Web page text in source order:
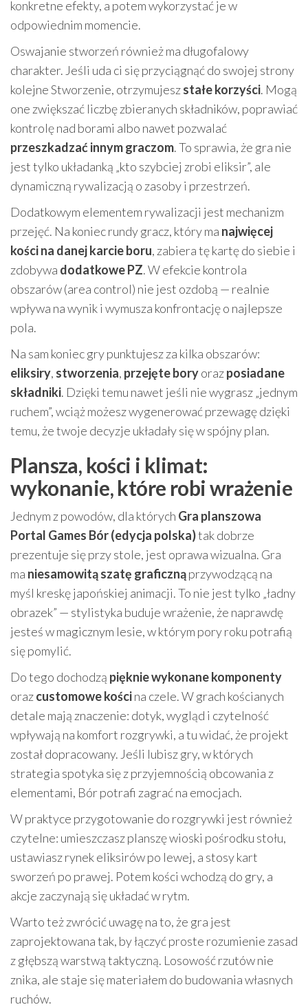
konkretne efekty, a potem wykorzystać je w
odpowiednim momencie.
Oswajanie stworzeń również ma długofalowy
charakter. Jeśli uda ci się przyciągnąć do swojej strony
kolejne Stworzenie, otrzymujeszstałe korzyści. Mogą
one zwiększać liczbę zbieranych składników, poprawiać
kontrolę nad borami albo nawet pozwalać
przeszkadzać innym graczom. To sprawia, że gra nie
jest tylko układanką „kto szybciej zrobi eliksir”, ale
dynamiczną rywalizacją o zasoby i przestrzeń.
Dodatkowym elementem rywalizacji jest mechanizm
przejęć. Na koniec rundy gracz, który ma najwięcej
kości na danej karcie boru, zabiera tę kartę do siebie i
zdobywa dodatkowe PZ. W efekcie kontrola
obszarów (area control) nie jest ozdobą — realnie
wpływa na wynik i wymusza konfrontację o najlepsze
pola.
Na sam koniec gry punktujesz za kilka obszarów:
eliksiry, stworzenia, przejęte boryorazposiadane
składniki. Dzięki temu nawet jeśli nie wygrasz „jednym
ruchem”, wciąż możesz wygenerować przewagę dzięki
temu, że twoje decyzje układały się w spójny plan.
Plansza, kości i klimat:
wykonanie, które robi wrażenie
Jednym z powodów, dla których Gra planszowa
Portal Games Bór (edycja polska)tak dobrze
prezentuje się przy stole, jest oprawa wizualna. Gra
ma niesamowitą szatę graficznąprzywodzącą na
myśl kreskę japońskiej animacji. To nie jest tylko „ładny
obrazek” — stylistyka buduje wrażenie, że naprawdę
jesteś w magicznym lesie, w którym pory roku potrafią
się pomylić.
Do tego dochodzą pięknie wykonane komponenty
orazcustomowe kościna czele. W grach kościanych
detale mają znaczenie: dotyk, wygląd i czytelność
wpływają na komfort rozgrywki, a tu widać, że projekt
został dopracowany. Jeśli lubisz gry, w których
strategia spotyka się z przyjemnością obcowania z
elementami, Bór potrafi zagrać na emocjach.
W praktyce przygotowanie do rozgrywki jest również
czytelne: umieszczasz planszę wioski pośrodku stołu,
ustawiasz rynek eliksirów po lewej, a stosy kart
sworzeń po prawej. Potem kości wchodzą do gry, a
akcje zaczynają się układać w rytm.
Warto też zwrócić uwagę na to, że gra jest
zaprojektowana tak, by łączyć proste rozumienie zasad
z głębszą warstwą taktyczną. Losowość rzutów nie
znika, ale staje się materiałem do budowania własnych
ruchów.